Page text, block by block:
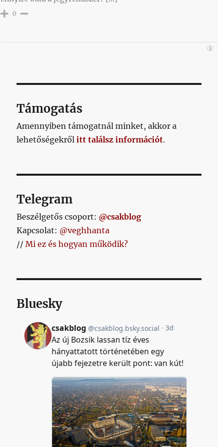
0
Támogatás
Amennyiben támogatnál minket, akkor a
lehetőségekrőlitt találsz információt.
Telegram
Beszélgetős csoport: @csakblog
Kapcsolat: @veghhanta
//Mi ez és hogyan működik?
Bluesky